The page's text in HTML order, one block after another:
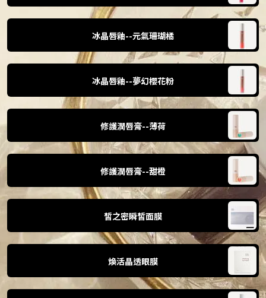
冰晶唇釉--元氣珊瑚橘
冰晶唇釉--夢幻櫻花粉
修護潤唇膏--薄荷
修護潤唇膏--甜橙
皙之密瞬皙面膜
煥活晶透眼膜